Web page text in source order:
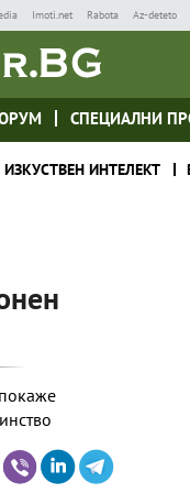
Imoti.net Rabota Az-deteto
СПЕЦИАЛНИ
ИЗКУСТВЕН ИНТЕЛЕКТ